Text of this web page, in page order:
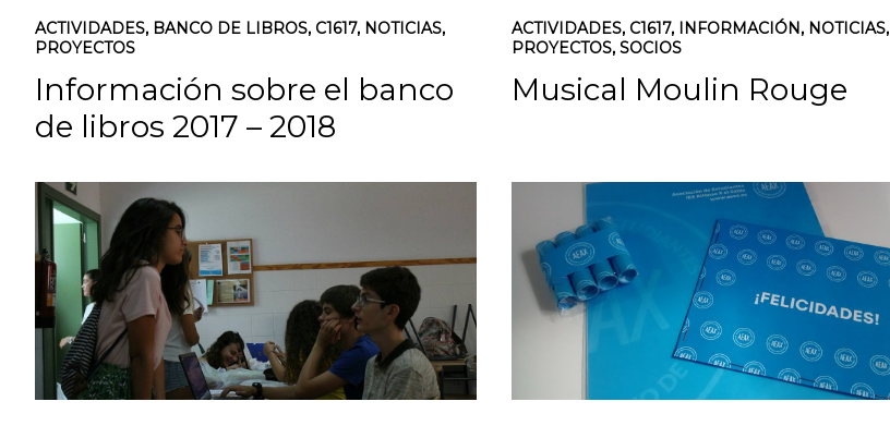
ACTIVIDADES, BANCO DE LIBROS, C1617, NOTICIAS,
PROYECTOS
Información sobre el banco
de libros 2017 – 2018
ACTIVIDADES, C1617, INFORMACIÓN, NOTICIAS,
PROYECTOS,SOCIOS
Musical Moulin Rouge